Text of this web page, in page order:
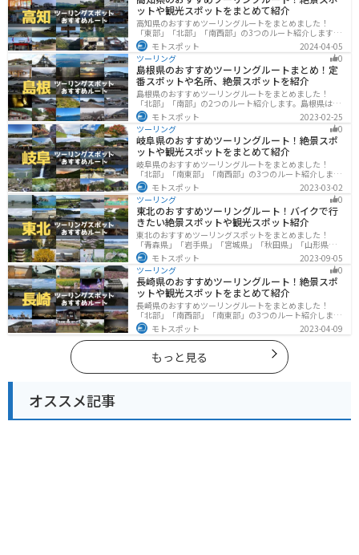
ットや観光スポットをまとめて紹介
高知県のおすすめツーリングルートをまとめました！
「東部」「北部」「南西部」の3つのルート紹介します。
山と海どちらも楽しめるスポットが多数あり、様々な楽
しみ方ができます。バイクで高知県にツーリングに行く
際は参考にしてください。
モトスポット
2024-04-05
ツーリング
0
島根県のおすすめツーリングルートまとめ！定
番スポットや名所、絶景スポットを紹介
島根県のおすすめツーリングルートをまとめました！
「北部」「南部」の2つのルート紹介します。島根県は、
海と山が近く、1日で全然違う景色を堪能することができ
ます。バイクで島根県にツーリングに行く際は参考にし
てください。
モトスポット
2023-02-25
ツーリング
0
岐阜県のおすすめツーリングルート！絶景スポ
ットや観光スポットをまとめて紹介
岐阜県のおすすめツーリングルートをまとめました！
「北部」「南東部」「南西部」の3つのルート紹介しま
す。自然豊かな山が充実しており、山を生かした施設や
グルメ、絶景スポットなど、自然を満喫するツーリング
ができます。バイクで岐阜県にツーリングに行く際は参
考にしてください。
モトスポット
2023-03-02
ツーリング
0
東北のおすすめツーリングルート！バイクで行
きたい絶景スポットや観光スポット紹介
東北のおすすめツーリングスポットをまとめました！
「青森県」「岩手県」「宮城県」「秋田県」「山形県」
「福島県」の各県の観光地紹介します。自然豊かな山々
や湖、温泉地が点在し、四季折々の景色を楽しめるスポ
ットが多数あります。バイクで東北にツーリングに行く
際は参考にしてください。
モトスポット
2023-09-05
ツーリング
0
長崎県のおすすめツーリングルート！絶景スポ
ットや観光スポットをまとめて紹介
長崎県のおすすめツーリングルートをまとめました！
「北部」「南西部」「南東部」の3つのルート紹介しま
す。国際色豊かな街並みや世界遺産、絶景ポイントが数
多く存在し、様々な楽しみ方ができます。バイクで長崎
県にツーリングに行く際は参考にしてください。
モトスポット 2023-04-09
もっと見る
オススメ記事